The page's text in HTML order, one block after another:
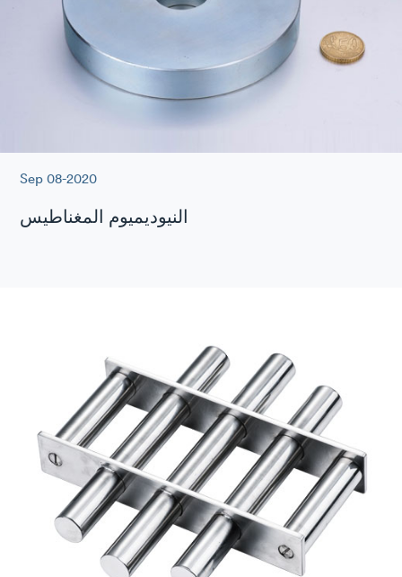
Sep 08-2020
النيوديميوم المغناطيس